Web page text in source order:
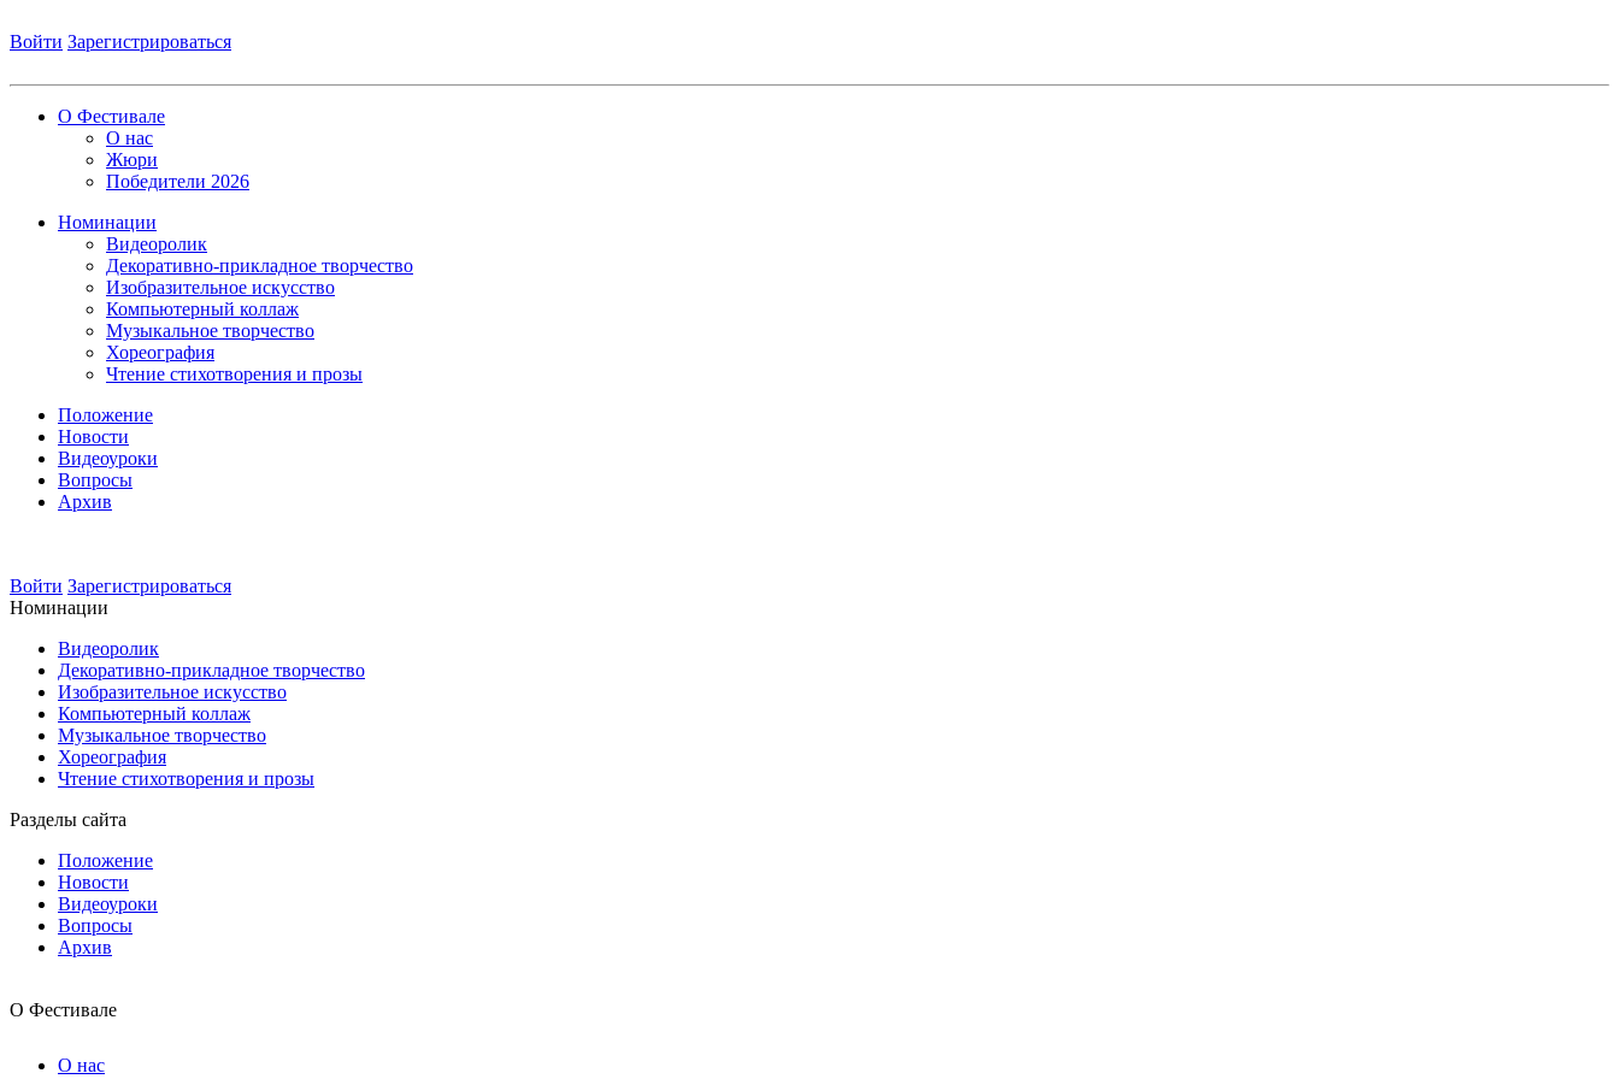
Войти Зарегистрироваться
О Фестивале
О нас
Жюри
Победители 2026
Номинации
Видеоролик
Декоративно-прикладное творчество
Изобразительное искусство
Компьютерный коллаж
Музыкальное творчество
Хореография
Чтение стихотворения и прозы
Положение
Новости
Видеоуроки
Вопросы
Архив
Войти Зарегистрироваться
Номинации
Видеоролик
Декоративно-прикладное творчество
Изобразительное искусство
Компьютерный коллаж
Музыкальное творчество
Хореография
Чтение стихотворения и прозы
Разделы сайта
Положение
Новости
Видеоуроки
Вопросы
Архив
О Фестивале
О нас